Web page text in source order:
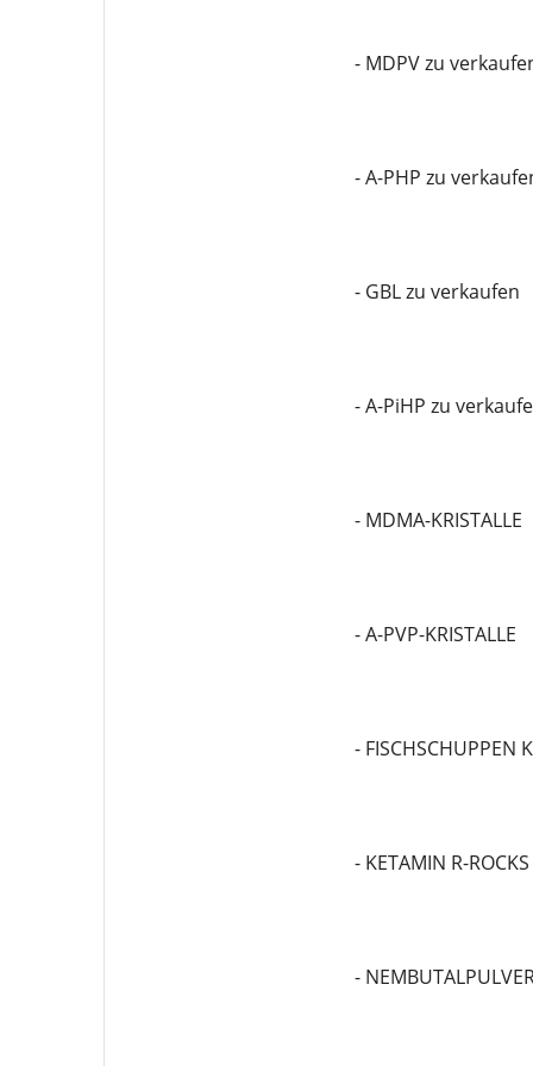
- MDPV zu
- A-PHP zu
- GBL zu verkaufen
- A-PiHP zu
- MDMA-KRISTALLE
- A-PVP-KRISTALLE
- FISCHSCHUPPEN
- KETAMIN R-ROCKS
-